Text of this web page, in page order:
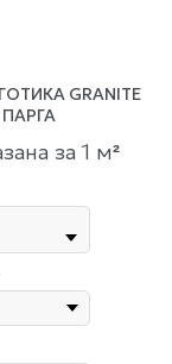
GRANITE
ПАРГА
за 1 м²